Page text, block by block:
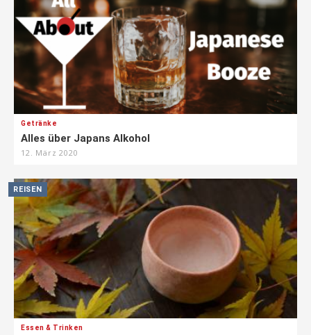
Getränke
Alles über Japans Alkohol
12. März 2020
REISEN
Essen & Trinken